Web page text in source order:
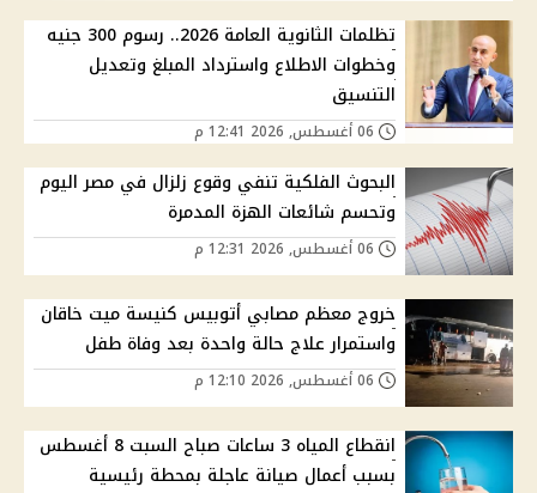
تظلمات الثانوية العامة 2026.. رسوم 300 جنيه
وخطوات الاطلاع واسترداد المبلغ وتعديل
التنسيق
البحوث الفلكية تنفي وقوع زلزال في مصر اليوم
وتحسم شائعات الهزة المدمرة
خروج معظم مصابي أتوبيس كنيسة ميت خاقان
واستمرار علاج حالة واحدة بعد وفاة طفل
انقطاع المياه 3 ساعات صباح السبت 8 أغسطس
بسبب أعمال صيانة عاجلة بمحطة رئيسية